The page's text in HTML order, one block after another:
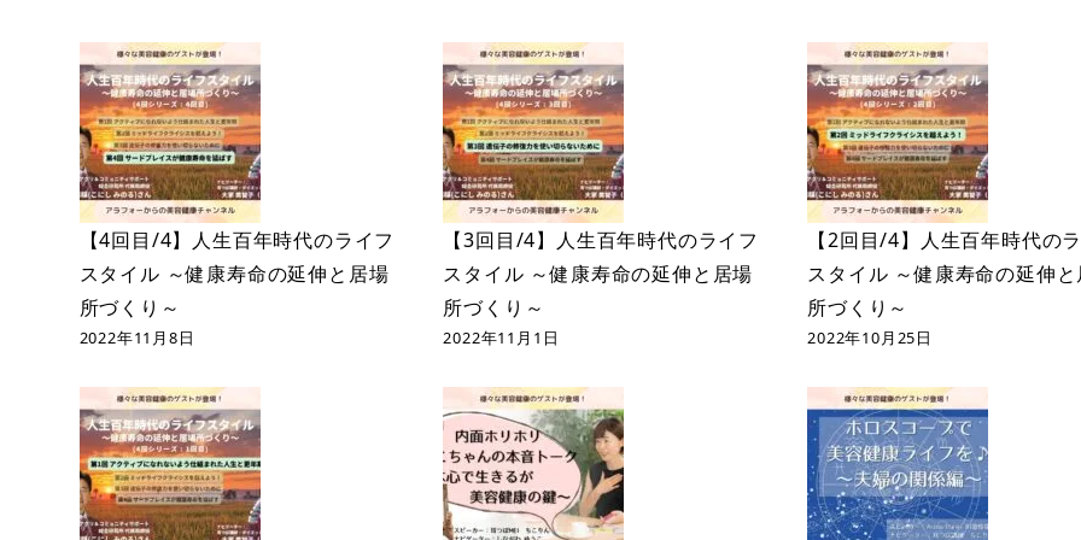
【4回目/4】人生百年時代のライフ
スタイル ～健康寿命の延伸と居場
所づくり～
2022年11月8日
【3回目/4】人生百年時代のライフ
スタイル ～健康寿命の延伸と居場
所づくり～
2022年11月1日
【2回目/4】人生百年時代の
スタイル ～健康寿命の延伸と
所づくり～
2022年10月25日